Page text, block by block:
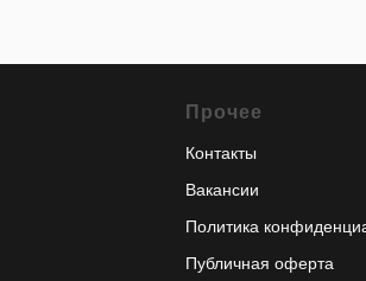
Прочее
Контакты
Вакансии
Политика
Публичная оферта